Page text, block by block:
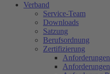
Verband
Service-Team
Downloads
Satzung
Berufsordnung
Zertifizierung